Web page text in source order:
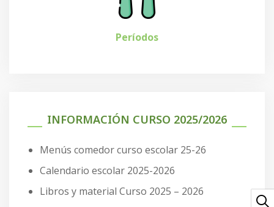
Períodos
INFORMACIÓN CURSO 2025/2026
Menús comedor curso escolar 25-26
Calendario escolar 2025-2026
Libros y material Curso 2025 – 2026